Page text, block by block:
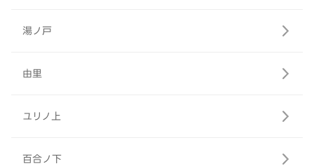
湯ノ戸
由里
ユリノ上
百合ノ下